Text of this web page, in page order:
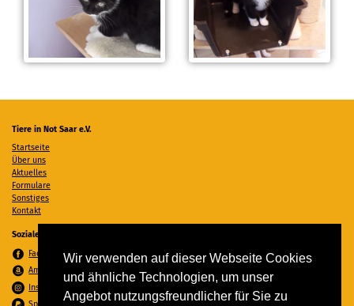
Wir verwenden auf dieser Webseite Cookies
und ähnliche Technologien, um unser
Angebot nutzungsfreundlicher für Sie zu
Tiere in Not Saar e.V.
Startseite
Über uns
Aktuelles
Formulare
Sonstiges
Kontakt
Soziale Medien
Facebook
Amazon Wunschzettel
Instagram